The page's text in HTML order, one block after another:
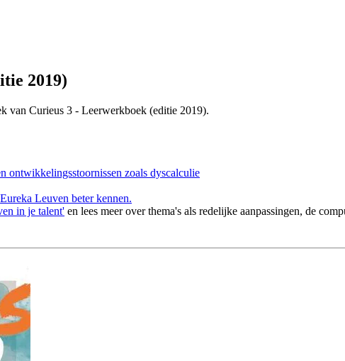
2019)
van Curieus 3 - Leerwerkboek (editie 2019).
ontwikkelingsstoornissen zoals dyscalculie
Eureka Leuven beter kennen.
in je talent' en lees meer over thema's als redelijke aanpassingen, de